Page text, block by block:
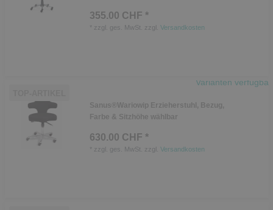
355.00 CHF *
zzgl. ges. MwSt. zzgl. Versandkosten
Varianten verfügbar
Sanus®Wariowip Erzieherstuhl, Bezug,
Farbe & Sitzhöhe wählbar
630.00 CHF *
zzgl. ges. MwSt. zzgl. Versandkosten